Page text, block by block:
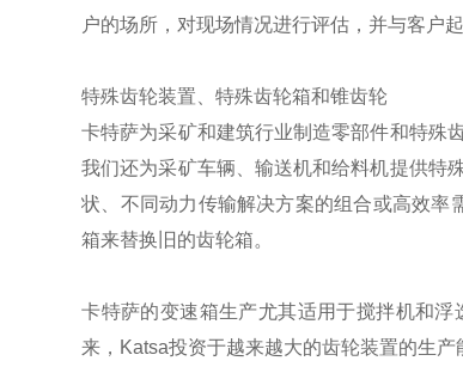
户的场所，对现场情况进行评估，并与客户
特殊齿轮装置、特殊齿轮箱和锥齿轮
卡特萨为采矿和建筑行业制造零部件和特殊
我们还为采矿车辆、输送机和给料机提供特
状、不同动力传输解决方案的组合或高效率
箱来替换旧的齿轮箱。
卡特萨的变速箱生产尤其适用于搅拌机和
来，Katsa投资于越来越大的齿轮装置的生产